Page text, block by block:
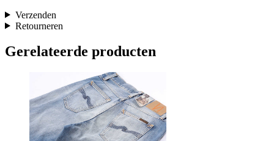
Verzenden
Retourneren
Gerelateerde producten